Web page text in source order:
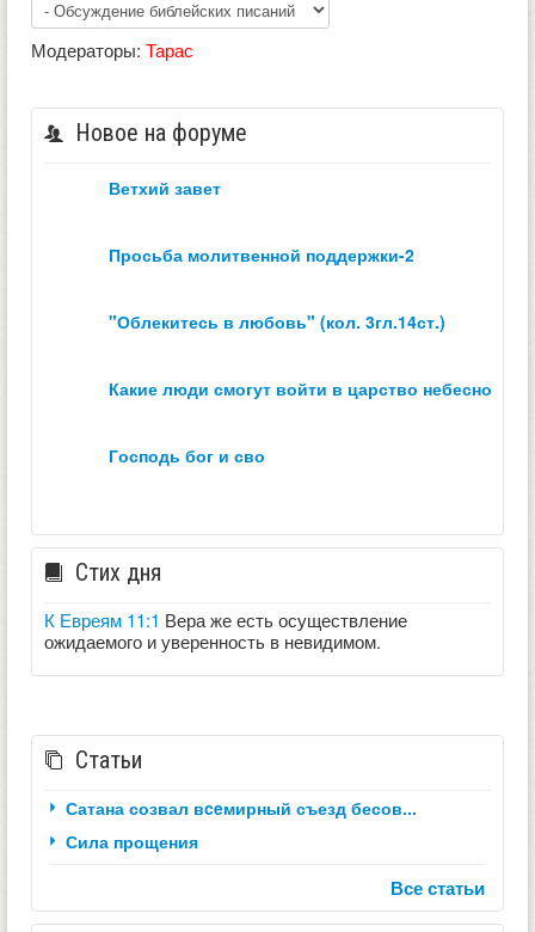
Модераторы: Тарас
Новое на форуме
ветхий завет
просьба молитвенной поддержки-2
"облекитесь в любовь" (кол. 3гл.14ст.)
какие люди смогут войти в царство небесное？
господь бог и сво
Стих дня
К Евреям 11:1 Вера же есть осуществление
ожидаемого и уверенность в невидимом.
Статьи
Сатана созвал вceмирный съезд бесов...
Сила прощения
Все статьи